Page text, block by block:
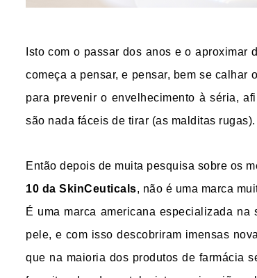
Isto com o passar dos anos e o
começa a pensar, e pensar, bem se
para prevenir o envelhecimento à séria,
são nada fáceis de tirar (as malditas rugas).
Então depois de muita pesquisa sobre os
10 da SkinCeuticals, não é uma marca
É uma marca americana especializada
pele, e com isso descobriram imensas
que na maioria dos produtos de farmácia